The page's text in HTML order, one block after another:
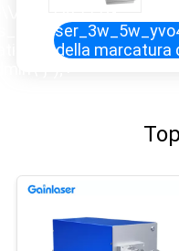
pd35385552-
UV della marcatura